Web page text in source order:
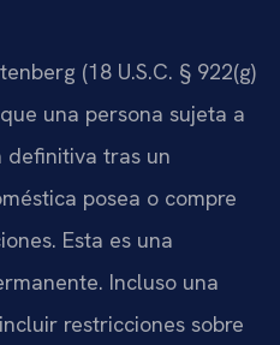
(18 U.S.C. § 922(g)
una persona sujeta a
definitiva tras un
posea o compre
Esta es una
Incluso una
restricciones sobre